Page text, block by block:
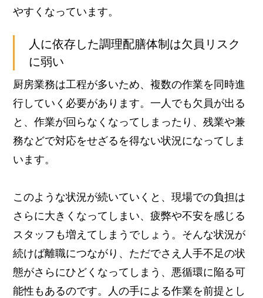
やすくなっています。
人に依存した調理配膳体制は欠員リスク
に弱い
厨房業務は工程が多いため、複数の作業を同時進
行していく必要があります。一人でも欠員が出る
と、作業が回らなくなってしまったり、残業や兼
務などで対応をせざるを得ない状況になってしま
います。
このような状況が続いていくと、現場での負担は
さらに大きくなってしまい、疲弊や不安を感じる
スタッフも増えてしまうでしょう。そんな状況が
続けば離職につながり、ただでさえ人手不足の状
態がさらにひどくなってしまう、悪循環に陥る可
能性もあるのです。
人の手による作業を前提とし